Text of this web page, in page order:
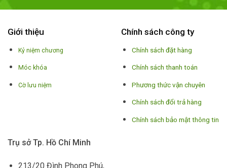
Giới thiệu
Kỷ niệm chương
Móc khóa
Cờ lưu niệm
Chính sách công ty
Chính sách đặt hàng
Chính sách thanh toán
Phương thức vận chuyên
Chính sách đổi trả hàng
Chính sách bảo mật thông tin
Trụ sở Tp. Hồ Chí Minh
213/20 Đình Phong Phú,